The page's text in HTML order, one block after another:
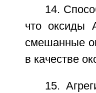
14.
что
смешанные
в качестве
15.